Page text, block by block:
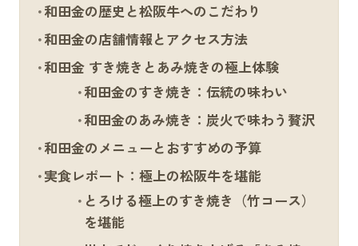
和田金の歴史と松阪牛へのこだわり
和田金の店舗情報とアクセス方法
和田金 すき焼きとあみ焼きの極上体験
和田金のすき焼き：伝統の味わい
和田金のあみ焼き：炭火で味わう贅沢
和田金のメニューとおすすめの予算
実食レポート：極上の松阪牛を堪能
とろける極上のすき焼き（竹コース）
を堪能